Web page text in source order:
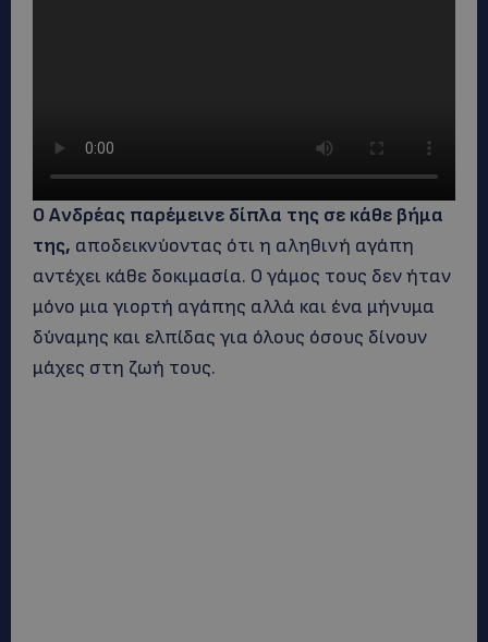
Ο Ανδρέας παρέμεινε δίπλα της σε κάθε βήμα
της, αποδεικνύοντας ότι η αληθινή αγάπη
αντέχει κάθε δοκιμασία. Ο γάμος τους δεν ήταν
μόνο μια γιορτή αγάπης αλλά και ένα μήνυμα
δύναμης και ελπίδας για όλους όσους δίνουν
μάχες στη ζωή τους.